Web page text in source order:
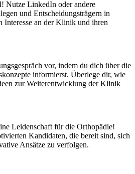
Nutze LinkedIn oder andere
und Entscheidungsträgern in
Interesse an der Klinik und ihren
vor, indem du dich über die
informierst. Überlege dir, wie
zur Weiterentwicklung der Klinik
Leidenschaft für die Orthopädie!
Kandidaten, die bereit sind, sich
Ansätze zu verfolgen.